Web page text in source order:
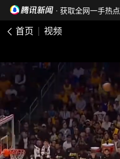
· 获取全网一手热点
首页 视频